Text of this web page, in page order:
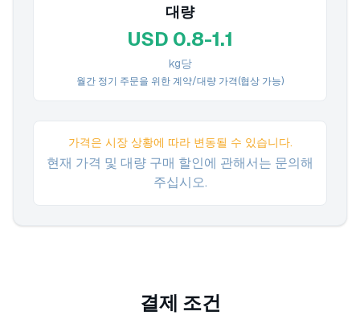
대량
USD 0.8-1.1
kg당
월간 정기 주문을 위한 계약/대량 가격(협상 가능)
가격은 시장 상황에 따라 변동될 수 있습니다.
현재 가격 및 대량 구매 할인에 관해서는 문의해
주십시오.
결제 조건